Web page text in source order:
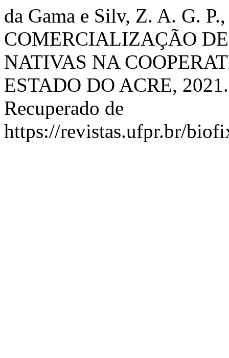
da Gama e Silv, Z. A. G.
COMERCIALIZAÇÃO
NATIVAS NA
ESTADO DO ACRE,
Recuperado de
https://revistas.ufpr.br/